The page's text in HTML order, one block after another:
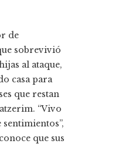
de
sobrevivió
al ataque,
casa para
que restan
“Vivo
que sus